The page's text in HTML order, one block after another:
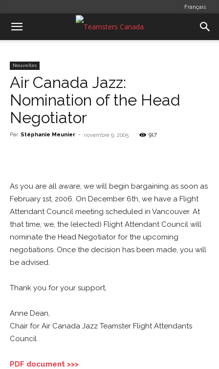
Français
Nouvelles
Air Canada Jazz:
Nomination of the Head
Negotiator
Par Stéphanie Meunier - novembre 9, 2005 917
As you are all aware, we will begin bargaining as soon as
February 1st, 2006. On December 6th, we have a Flight
Attendant Council meeting scheduled in Vancouver. At
that time, we, the (elected) Flight Attendant Council will
nominate the Head Negotiator for the upcoming
negotiations. Once the decision has been made, you will
be advised.
Thank you for your support,
Anne Dean,
Chair for Air Canada Jazz Teamster Flight Attendants
Council
PDF document >>>